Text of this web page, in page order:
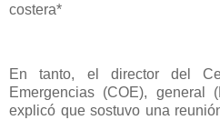
costera*
En tanto, el director del
Emergencias (COE), general
explicó que sostuvo una